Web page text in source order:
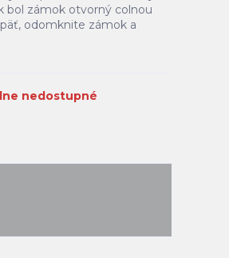
bol zámok otvorný colnou
odomknite zámok a
nedostupné